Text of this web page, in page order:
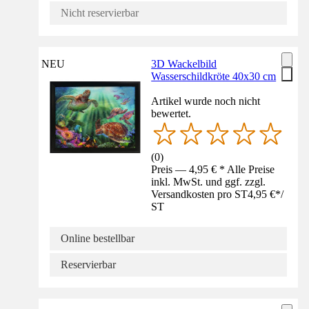
Nicht reservierbar
NEU
3D Wackelbild
Wasserschildkröte 40x30 cm
Artikel wurde noch nicht
bewertet.
(0)
Preis — 4,95 € * Alle Preise
inkl. MwSt. und ggf. zzgl.
Versandkosten pro ST4,95 €*/
ST
Online bestellbar
Reservierbar